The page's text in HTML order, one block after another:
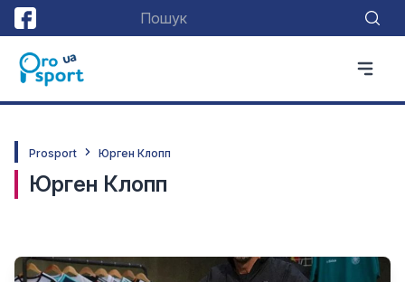
Prosport Юрген Клопп
Юрген Клопп